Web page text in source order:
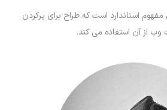
استاندارد است که طراح برای پرکردن
از آن استفاده می کند.